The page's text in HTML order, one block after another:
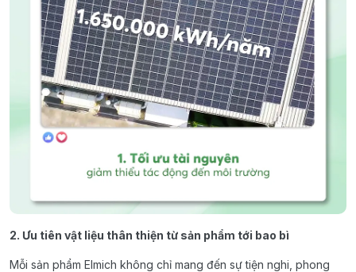
2. Ưu tiên vật liệu thân thiện từ sản phẩm tới bao bì
Mỗi sản phẩm Elmich không chỉ mang đến sự tiện nghi, phong